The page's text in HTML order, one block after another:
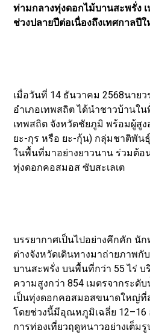
ท่ามกลางทุ่งดอกไม้บานสะพรั่ง
ช่วงปลายปีต่อเนื่องถึงเทศกาลปี
เมื่อวันที่ 14 ธันวาคม 2568นาย
อำเภอเทพสถิต ได้นำชาวบ้านใ
เทพสถิต จังหวัดชัยภูมิ พร้อมผู้สู
ยะ-กุร หรือ ยะ-กุ้น) กลุ่มชาติพั
ในพื้นที่มาอย่างยาวนาน ร่วมต้อ
ทุ่งดอกคอสมอส ซับสะเลเต
บรรยากาศเป็นไปอย่างคึกคัก นัก
ต่างจังหวัดเดินทางมาถ่ายภาพ
บานสะพรั่ง บนพื้นที่กว่า 55 ไร่ บ
ความสูงกว่า 854 เมตรจากระดั
เป็นทุ่งดอกคอสมอสขนาดใหญ่
โดยช่วงนี้มีอุณหภูมิเฉลี่ย 12–16
การท่องเที่ยวฤดูหนาวอย่างเต็ม